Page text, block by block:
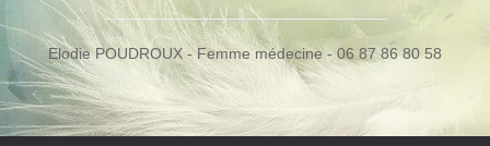
Elodie POUDROUX - Femme médecine - 06 87 86 80 58